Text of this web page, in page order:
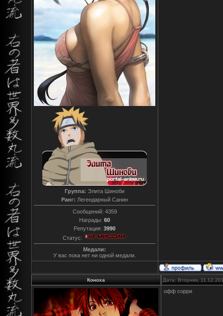
Группа: Элита Шиноби
Ранг: Легендарный Санин
Сообщений: 4359
Награды: 60
Репутация: 3990
Статус:
Медали:
У вас пока нет ни одной медали.
Коноха Дата: Вторник,
офф сорри